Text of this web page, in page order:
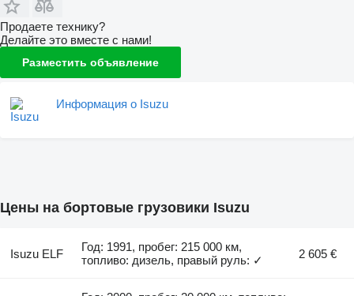
Продаете технику?
Делайте это вместе с нами!
Разместить объявление
Информация о Isuzu
Цены на бортовые грузовики Isuzu
Isuzu ELF
Год: 1991, пробег: 215 000 км,
топливо: дизель, правый руль: ✓
2 605 €